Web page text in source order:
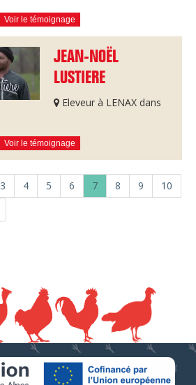
Voir le témoignage
JEAN-NOËL
LUSTIERE
Eleveur à LENAX dans
Voir le témoignage
3 4 5 6 7 8 9
10